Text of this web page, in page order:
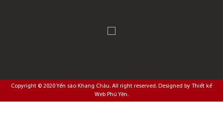
Copyright © 2020Yến sào Khang Châu. All right reserved. Designed by Thiết kế
Web Phú Yên.